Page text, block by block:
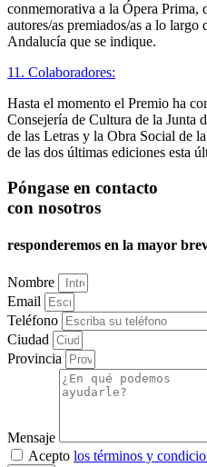
conmemorativa a la Ópera Prima,
autores/as premiados/as a lo
Andalucía que se indique.
11. Colaboradores:
Hasta el momento el Premio ha
Consejería de Cultura de la Junta
de las Letras y la Obra Social de
de las dos últimas ediciones esta
Póngase en contacto
con nosotros
responderemos en la mayor
Nombre
Email
Teléfono
Ciudad
Provincia
Mensaje
Acepto los términos y